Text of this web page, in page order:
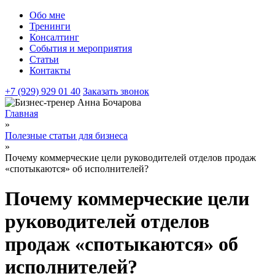
Обо мне
Тренинги
Консалтинг
События и мероприятия
Статьи
Контакты
+7 (929) 929 01 40 Заказать звонок
Главная
»
Полезные статьи для бизнеса
»
Почему коммерческие цели руководителей отделов продаж
«спотыкаются» об исполнителей?
Почему коммерческие цели
руководителей отделов
продаж «спотыкаются» об
исполнителей?